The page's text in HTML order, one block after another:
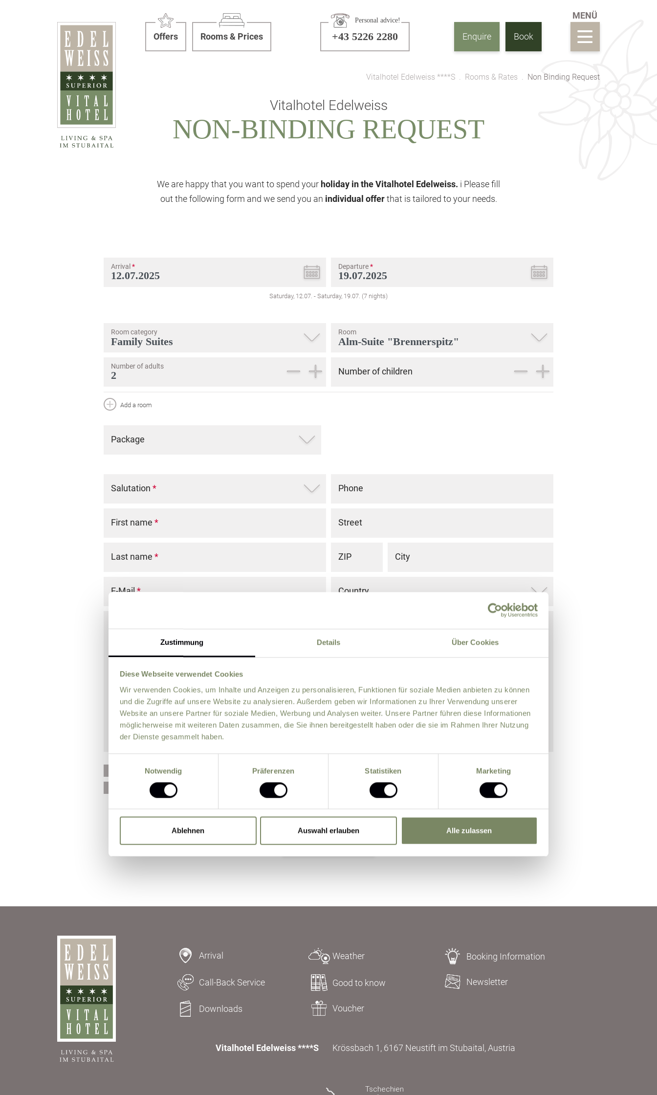
Zustimmung Details Über Cookies
Diese Webseite verwendet Cookies
Wir verwenden Cookies, um Inhalte und Anzeigen zu personalisieren, Funktionen für soziale Medien anbieten zu können
und die Zugriffe auf unsere Website zu analysieren. Außerdem geben wir Informationen zu Ihrer Verwendung unserer
Website an unsere Partner für soziale Medien, Werbung und Analysen weiter. Unsere Partner führen diese Informationen
möglicherweise mit weiteren Daten zusammen, die Sie ihnen bereitgestellt haben oder die sie im Rahmen Ihrer Nutzung
der Dienste gesammelt haben.
Notwendig
Präferenzen Statistiken Marketing
Ablehnen Auswahl erlauben Alle zulassen
Offers Rooms & Prices
Personal advice!
+43 5226 2280 Enquire Book
Vitalhotel Edelweiss ****S Rooms & Rates Non Binding Request
Vitalhotel Edelweiss
NON-BINDING REQUEST
We are happy that you want to spend your holiday in the Vitalhotel Edelweiss. i Please fill
out the following form and we send you an individual offerthat is tailored to your needs.
Arrival * Departure*
Saturday, 12.07. - Saturday, 19.07. (7 nights)
Room category Room
Number of adults Number of children
Add a room
Package
Salutation *
First name *
Last name *
E-Mail*
Phone
Street
ZIP City
Country
Please send me news and information about offers by e-mail.
I agree that the personal data entered by me may be processed by the data protection officer for the purpose of
processing my enquiry on the basis of the consent given by me by sending the form.
Further information
Submit Inquiry
Arrival Weather Booking Information
Call-Back Service Good to know Newsletter
Downloads Voucher
Vitalhotel Edelweiss ****S Krössbach 1, 6167 Neustift im Stubaital, Austria